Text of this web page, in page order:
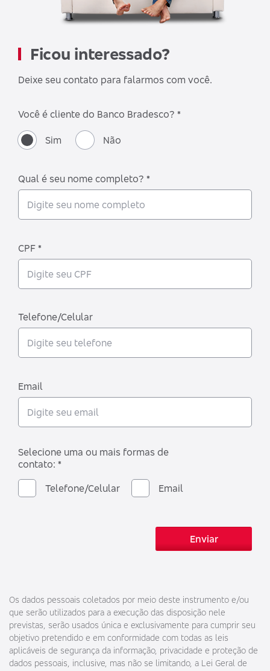
Ficou interessado?
Deixe seu contato para falarmos com você.
Você é cliente do Banco Bradesco? *
Sim Não
Qual é seu nome completo? *
CPF *
Telefone/Celular
Email
Selecione uma ou mais formas de
contato: *
Telefone/Celular
Email
Enviar
Os dados pessoais coletados por meio deste instrumento e/ou
que serão utilizados para a execução das disposição nele
previstas, serão usados única e exclusivamente para cumprir seu
objetivo pretendido e em conformidade com todas as leis
aplicáveis de segurança da informação, privacidade e proteção de
dados pessoais, inclusive, mas não se limitando, a Lei Geral de